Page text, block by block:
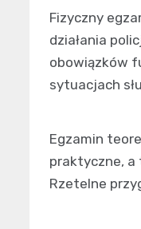
Fizyczny
działania
obowiązków
sytuacjach
Egzamin
praktyczne, a
Rzetelne